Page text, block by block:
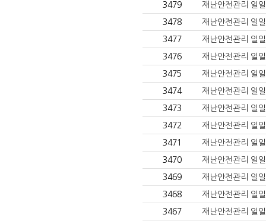
3479 재난안전관리 일
3478 재난안전관리 일
3477 재난안전관리 일
3476 재난안전관리 일
3475 재난안전관리 일
3474 재난안전관리 일
3473 재난안전관리 일
3472 재난안전관리 일
3471 재난안전관리 일
3470 재난안전관리 일
3469 재난안전관리 일
3468 재난안전관리 일
3467 재난안전관리 일